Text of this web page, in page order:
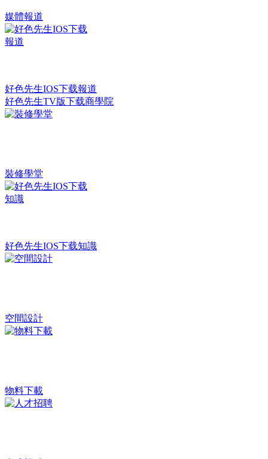
媒體報道
好色先生IOS下载報道
好色先生TV版下载商學院
裝修學堂
好色先生IOS下载知識
空間設計
物料下載